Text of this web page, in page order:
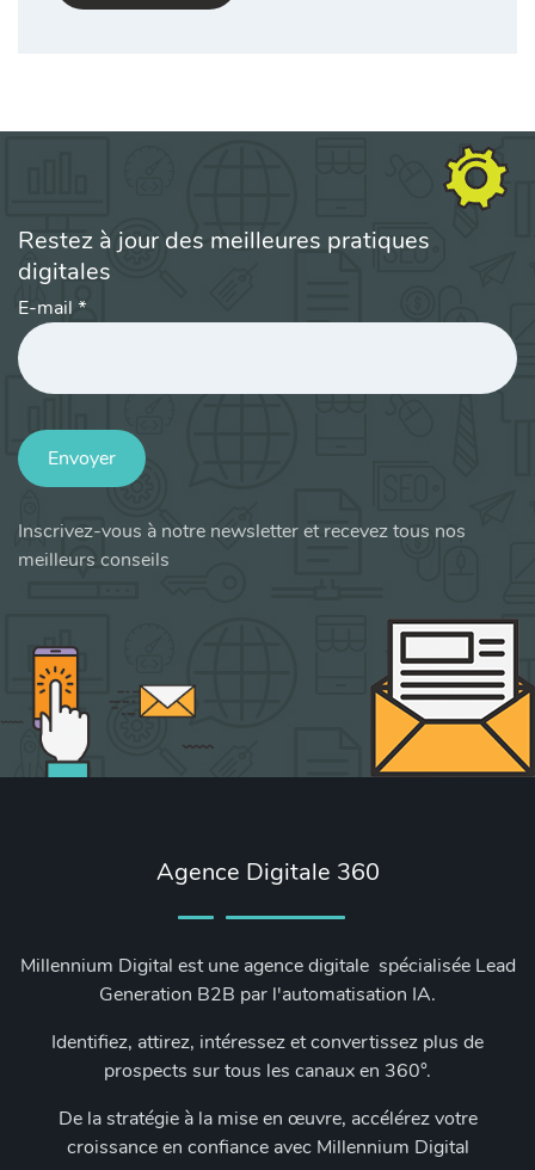
Restez à jour des meilleures pratiques
digitales
E-mail *
Envoyer
Inscrivez-vous à notre newsletter et recevez tous nos
meilleurs conseils
Agence Digitale 360
Millennium Digital est une agence digitale spécialisée Lead
Generation B2B par l'automatisation IA.
Identifiez, attirez, intéressez et convertissez plus de
prospects sur tous les canaux en 360°.
De la stratégie à la mise en œuvre, accélérez votre
croissance en confiance avec Millennium Digital